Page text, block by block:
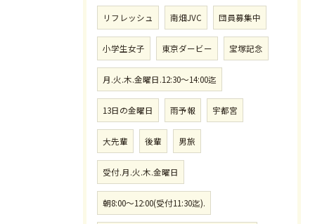
リフレッシュ 南畑JVC 団員募集中
小学生女子 東京ダービー 宝塚記念
月.火.木.金曜日.12:30〜14:00迄
13日の金曜日 雨予報 宇都宮
大先輩 後輩 男旅
受付.月.火.木.金曜日
朝8:00〜12:00(受付11:30迄).